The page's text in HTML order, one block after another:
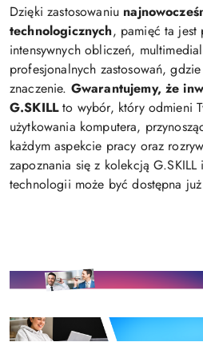
Dzięki zastosowaniu
technologicznych, pamięć ta jest
intensywnych obliczeń,
profesjonalnych zastosowań,
znaczenie. Gwarantujemy, że
G.SKILLto wybór, który odmieni
użytkowania komputera,
każdym aspekcie pracy oraz
zapoznania się z kolekcją G.SKILL
technologii może być dostępna